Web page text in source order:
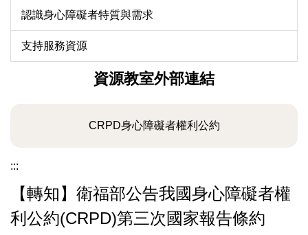
認識身心障礙者特質與需求
支持服務資源
資源教室外部連結
CRPD身心障礙者權利公約
:::
【轉知】衛福部公告我國身心障礙者權
利公約(CRPD)第三次國家報告條約